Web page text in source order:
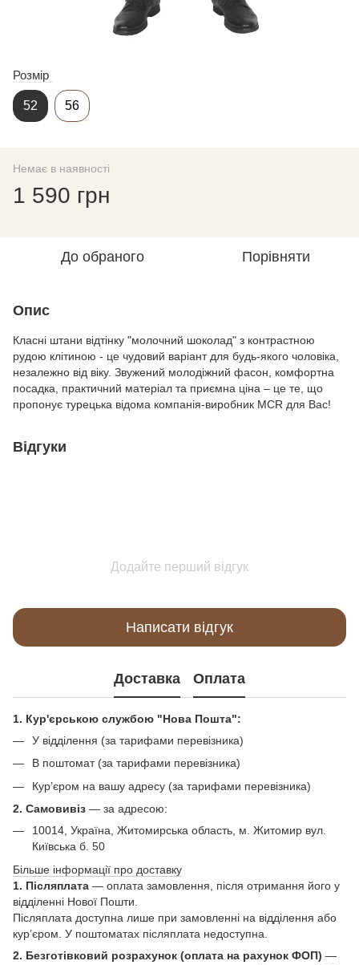
Розмір
52 56
Немає в наявності
1 590 грн
До обраного Порівняти
Опис
Класні штани відтінку "молочний шоколад" з контрастною
рудою клітиною - це чудовий варіант для будь-якого чоловіка,
незалежно від віку. Звужений молодіжний фасон, комфортна
посадка, практичний матеріал та приємна ціна – це те, що
пропонує турецька відома компанія-виробник MCR для Вас!
Відгуки
Додайте перший відгук
Написати відгук
Доставка Оплата
1. Кур'єрською службою "Нова Пошта":
У відділення (за тарифами перевізника)
В поштомат (за тарифами перевізника)
Кур’єром на вашу адресу (за тарифами перевізника)
2. Самовивіз — за адресою:
10014, Україна, Житомирська область, м. Житомир вул.
Київська б. 50
Більше інформації про доставку
1. Післяплата — оплата замовлення, після отримання його у
відділенні Нової Пошти.
Післяплата доступна лише при замовленні на відділення або
кур’єром. У поштоматах післяплата недоступна.
2. Безготівковий розрахунок (оплата на рахунок ФОП) —